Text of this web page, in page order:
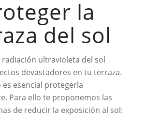
la
del sol
radiación ultravioleta del sol
devastadores en tu terraza.
esencial protegerla
Para ello te proponemos las
de reducir la exposición al sol: